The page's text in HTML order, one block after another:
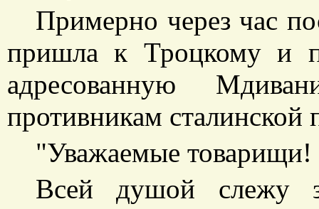
Примерно через час
пришла к Троцкому и
адресованную
противникам сталинской
"Уважаемые товарищи!
Всей душой слежу